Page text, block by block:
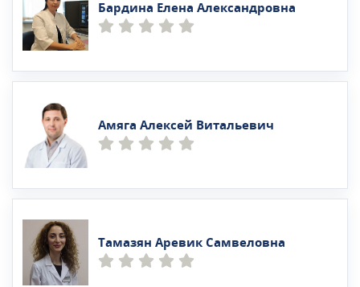
Бардина Елена Александровна
Амяга Алексей Витальевич
Тамазян Аревик Самвеловна